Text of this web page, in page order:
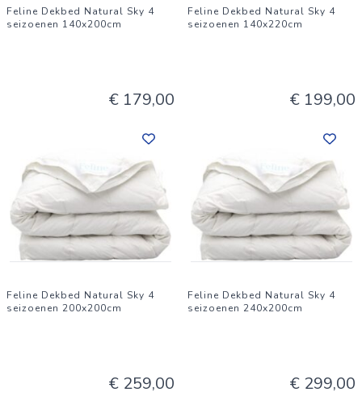
Feline Dekbed Natural Sky 4
seizoenen 140x200cm
€ 179,00
Feline Dekbed Natural Sky 4
seizoenen 140x220cm
€ 199,00
Feline Dekbed Natural Sky 4
seizoenen 200x200cm
€ 259,00
Feline Dekbed Natural Sky 4
seizoenen 240x200cm
€ 299,00